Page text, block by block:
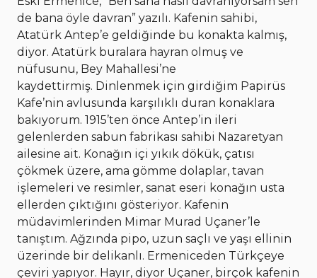
de bana öyle davran” yazılı. Kafenin sahibi,
Atatürk Antep’e geldiğinde bu konakta kalmış,
diyor. Atatürk buralara hayran olmuş ve
nüfusunu, Bey Mahallesi’ne
kaydettirmiş. Dinlenmek için girdiğim Papirüs
Kafe’nin avlusunda karşılıklı duran konaklara
bakıyorum. 1915’ten önce Antep’in ileri
gelenlerden sabun fabrikası sahibi Nazaretyan
ailesine ait. Konağın içi yıkık dökük, çatısı
çökmek üzere, ama gömme dolaplar, tavan
işlemeleri ve resimler, sanat eseri konağın usta
ellerden çıktığını gösteriyor. Kafenin
müdavimlerinden Mimar Murad Uçaner’le
tanıştım. Ağzında pipo, uzun saçlı ve yaşı ellinin
üzerinde bir delikanlı. Ermeniceden Türkçeye
çeviri yapıyor. Hayır, diyor Uçaner, birçok kafenin